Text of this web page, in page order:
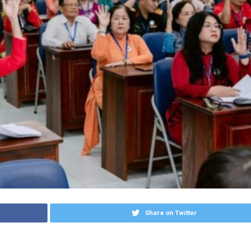
Share on Twitter